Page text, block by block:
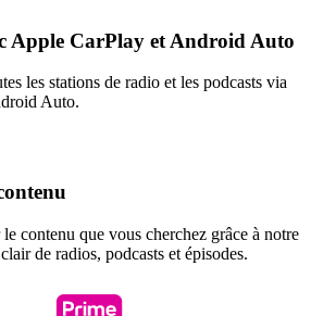
Apple CarPlay et Android Auto
les stations de radio et les podcasts via
Auto.
contenu que vous cherchez grâce à notre
de radios, podcasts et épisodes.